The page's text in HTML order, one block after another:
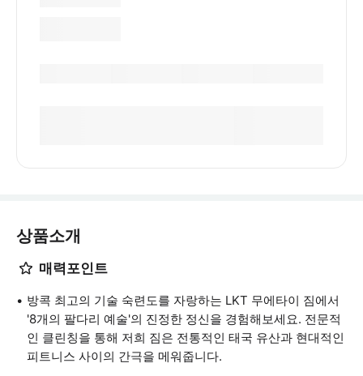
상품소개
매력포인트
방콕 최고의 기술 숙련도를 자랑하는 LKT 무에타이 짐에서
'8개의 팔다리 예술'의 진정한 정신을 경험해보세요. 전문적
인 클린칭을 통해 저희 짐은 전통적인 태국 유산과 현대적인
피트니스 사이의 간극을 메워줍니다.